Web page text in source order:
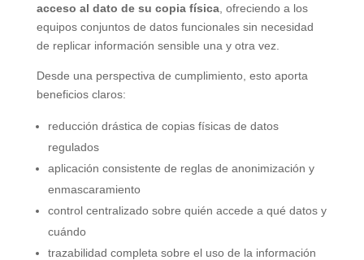
acceso al dato de su copia física, ofreciendo a los
equipos conjuntos de datos funcionales sin necesidad
de replicar información sensible una y otra vez.
Desde una perspectiva de cumplimiento, esto aporta
beneficios claros:
reducción drástica de copias físicas de datos
regulados
aplicación consistente de reglas de anonimización y
enmascaramiento
control centralizado sobre quién accede a qué datos y
cuándo
trazabilidad completa sobre el uso de la información